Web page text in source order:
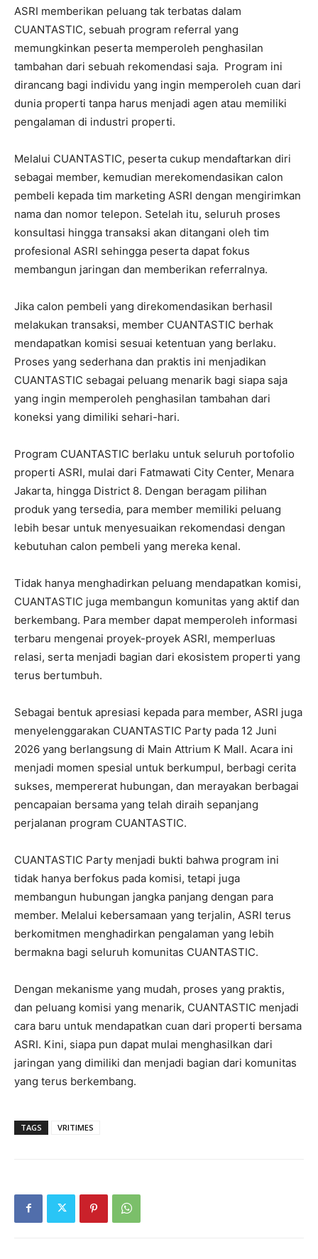
ASRI memberikan peluang tak terbatas dalam
CUANTASTIC, sebuah program referral yang
memungkinkan peserta memperoleh penghasilan
tambahan dari sebuah rekomendasi saja. Program ini
dirancang bagi individu yang ingin memperoleh cuan dari
dunia properti tanpa harus menjadi agen atau memiliki
pengalaman di industri properti.
Melalui CUANTASTIC, peserta cukup mendaftarkan diri
sebagai member, kemudian merekomendasikan calon
pembeli kepada tim marketing ASRI dengan mengirimkan
nama dan nomor telepon. Setelah itu, seluruh proses
konsultasi hingga transaksi akan ditangani oleh tim
profesional ASRI sehingga peserta dapat fokus
membangun jaringan dan memberikan referralnya.
Jika calon pembeli yang direkomendasikan berhasil
melakukan transaksi, member CUANTASTIC berhak
mendapatkan komisi sesuai ketentuan yang berlaku.
Proses yang sederhana dan praktis ini menjadikan
CUANTASTIC sebagai peluang menarik bagi siapa saja
yang ingin memperoleh penghasilan tambahan dari
koneksi yang dimiliki sehari-hari.
Program CUANTASTIC berlaku untuk seluruh portofolio
properti ASRI, mulai dari Fatmawati City Center, Menara
Jakarta, hingga District 8. Dengan beragam pilihan
produk yang tersedia, para member memiliki peluang
lebih besar untuk menyesuaikan rekomendasi dengan
kebutuhan calon pembeli yang mereka kenal.
Tidak hanya menghadirkan peluang mendapatkan komisi,
CUANTASTIC juga membangun komunitas yang aktif dan
berkembang. Para member dapat memperoleh informasi
terbaru mengenai proyek-proyek ASRI, memperluas
relasi, serta menjadi bagian dari ekosistem properti yang
terus bertumbuh.
Sebagai bentuk apresiasi kepada para member, ASRI juga
menyelenggarakan CUANTASTIC Party pada 12 Juni
2026 yang berlangsung di Main Attrium K Mall. Acara ini
menjadi momen spesial untuk berkumpul, berbagi cerita
sukses, mempererat hubungan, dan merayakan berbagai
pencapaian bersama yang telah diraih sepanjang
perjalanan program CUANTASTIC.
CUANTASTIC Party menjadi bukti bahwa program ini
tidak hanya berfokus pada komisi, tetapi juga
membangun hubungan jangka panjang dengan para
member. Melalui kebersamaan yang terjalin, ASRI terus
berkomitmen menghadirkan pengalaman yang lebih
bermakna bagi seluruh komunitas CUANTASTIC.
Dengan mekanisme yang mudah, proses yang praktis,
dan peluang komisi yang menarik, CUANTASTIC menjadi
cara baru untuk mendapatkan cuan dari properti bersama
ASRI. Kini, siapa pun dapat mulai menghasilkan dari
jaringan yang dimiliki dan menjadi bagian dari komunitas
yang terus berkembang.
TAGS VRITIMES